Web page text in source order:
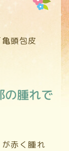
頭包皮
の腫れで
赤く腫れ